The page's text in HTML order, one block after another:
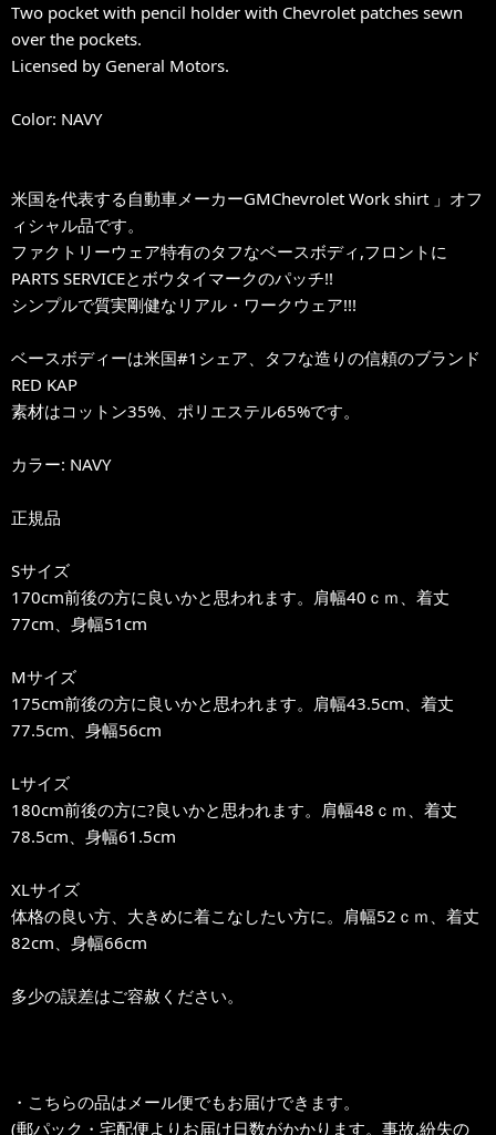
Two pocket with pencil holder with Chevrolet patches sewn
over the pockets.
Licensed by General Motors.
Color: NAVY
米国を代表する自動車メーカーGMChevrolet Work shirt 」オフ
ィシャル品です。
ファクトリーウェア特有のタフなベースボディ,フロントに
PARTS SERVICEとボウタイマークのパッチ!!
シンプルで質実剛健なリアル・ワークウェア!!!
ベースボディーは米国#1シェア、タフな造りの信頼のブランド
RED KAP
素材はコットン35%、ポリエステル65%です。
カラー: NAVY
正規品
Sサイズ
170cm前後の方に良いかと思われます。肩幅40ｃｍ、着丈
77cm、身幅51cm
Mサイズ
175cm前後の方に良いかと思われます。肩幅43.5cm、着丈
77.5cm、身幅56cm
Lサイズ
180cm前後の方に?良いかと思われます。肩幅48ｃｍ、着丈
78.5cm、身幅61.5cm
XLサイズ
体格の良い方、大きめに着こなしたい方に。肩幅52ｃｍ、着丈
82cm、身幅66cm
多少の誤差はご容赦ください。
・こちらの品はメール便でもお届けできます。
(郵パック・宅配便よりお届け日数がかかります。事故,紛失の